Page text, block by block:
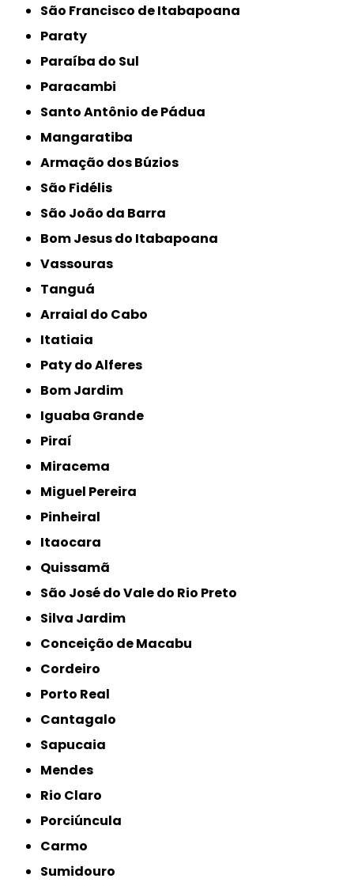
São Francisco de Itabapoana
Paraty
Paraíba do Sul
Paracambi
Santo Antônio de Pádua
Mangaratiba
Armação dos Búzios
São Fidélis
São João da Barra
Bom Jesus do Itabapoana
Vassouras
Tanguá
Arraial do Cabo
Itatiaia
Paty do Alferes
Bom Jardim
Iguaba Grande
Piraí
Miracema
Miguel Pereira
Pinheiral
Itaocara
Quissamã
São José do Vale do Rio Preto
Silva Jardim
Conceição de Macabu
Cordeiro
Porto Real
Cantagalo
Sapucaia
Mendes
Rio Claro
Porciúncula
Carmo
Sumidouro